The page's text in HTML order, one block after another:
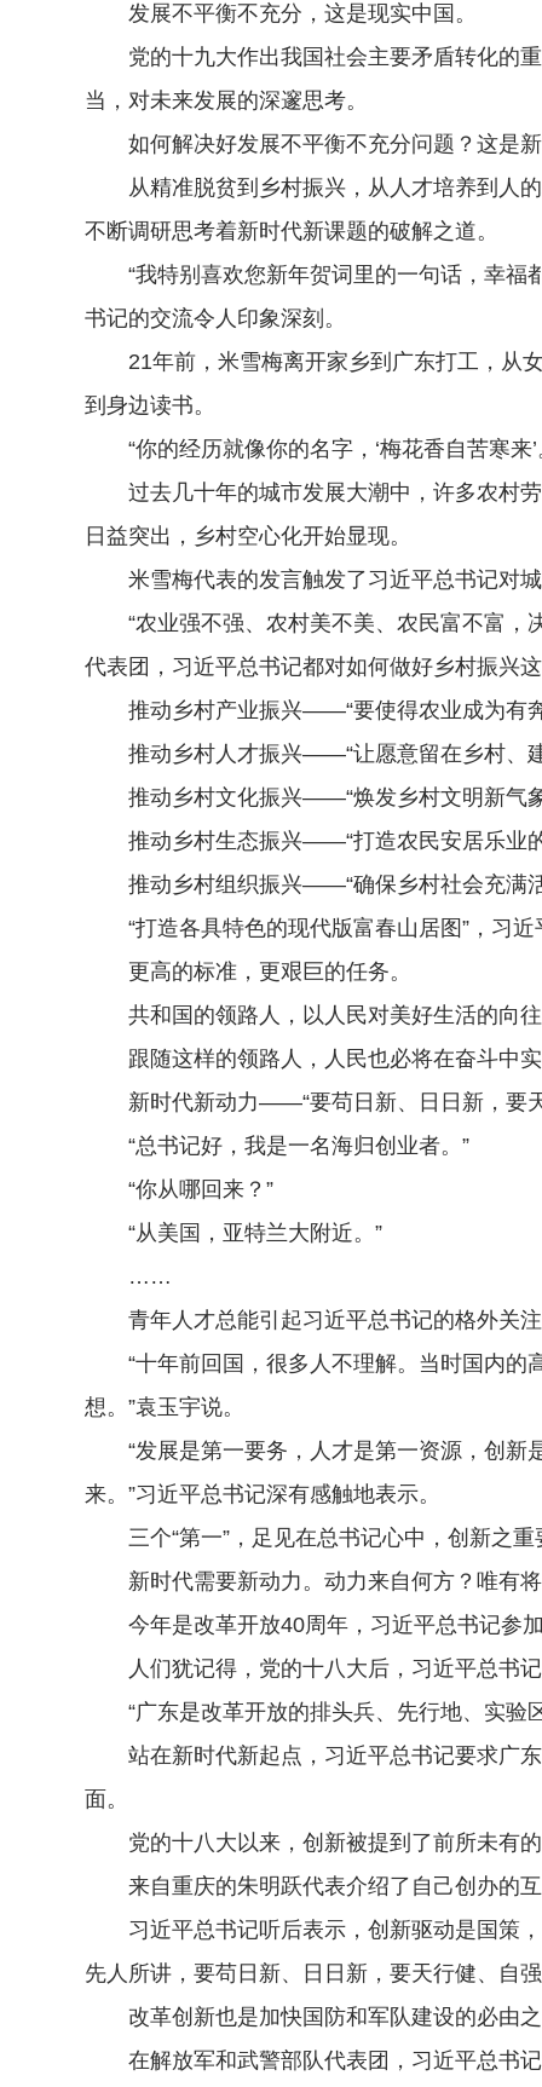
发展不平衡不充分，这是现实中国。
党的十九大作出我国社会主要矛盾转化的重
当，对未来发展的深邃思考。
如何解决好发展不平衡不充分问题？这是新
从精准脱贫到乡村振兴，从人才培养到人的
不断调研思考着新时代新课题的破解之道。
“我特别喜欢您新年贺词里的一句话，幸福都
书记的交流令人印象深刻。
21年前，米雪梅离开家乡到广东打工，从女
到身边读书。
“你的经历就像你的名字，‘梅花香自苦寒来’
过去几十年的城市发展大潮中，许多农村劳
日益突出，乡村空心化开始显现。
米雪梅代表的发言触发了习近平总书记对城
“农业强不强、农村美不美、农民富不富，
代表团，习近平总书记都对如何做好乡村振兴
推动乡村产业振兴——“要使得农业成为有奔
推动乡村人才振兴——“让愿意留在乡村、建
推动乡村文化振兴——“焕发乡村文明新气
推动乡村生态振兴——“打造农民安居乐业的
推动乡村组织振兴——“确保乡村社会充满活
“打造各具特色的现代版富春山居图”，习近
更高的标准，更艰巨的任务。
共和国的领路人，以人民对美好生活的向
跟随这样的领路人，人民也必将在奋斗中实
新时代新动力——“要苟日新、日日新，要天
“总书记好，我是一名海归创业者。”
“你从哪回来？”
“从美国，亚特兰大附近。”
……
青年人才总能引起习近平总书记的格外关注
“十年前回国，很多人不理解。当时国内的
想。”袁玉宇说。
“发展是第一要务，人才是第一资源，创新
来。”习近平总书记深有感触地表示。
三个“第一”，足见在总书记心中，创新之重
新时代需要新动力。动力来自何方？唯有将
今年是改革开放40周年，习近平总书记参
人们犹记得，党的十八大后，习近平总书记
“广东是改革开放的排头兵、先行地、实验
站在新时代新起点，习近平总书记要求广东
面。
党的十八大以来，创新被提到了前所未有的
来自重庆的朱明跃代表介绍了自己创办的互
习近平总书记听后表示，创新驱动是国策，
先人所讲，要苟日新、日日新，要天行健、自
改革创新也是加快国防和军队建设的必由
在解放军和武警部队代表团，习近平总书记